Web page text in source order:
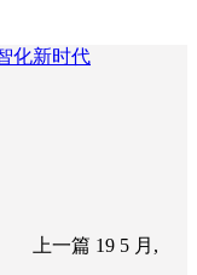
化新时代
上一篇 19 5 月,